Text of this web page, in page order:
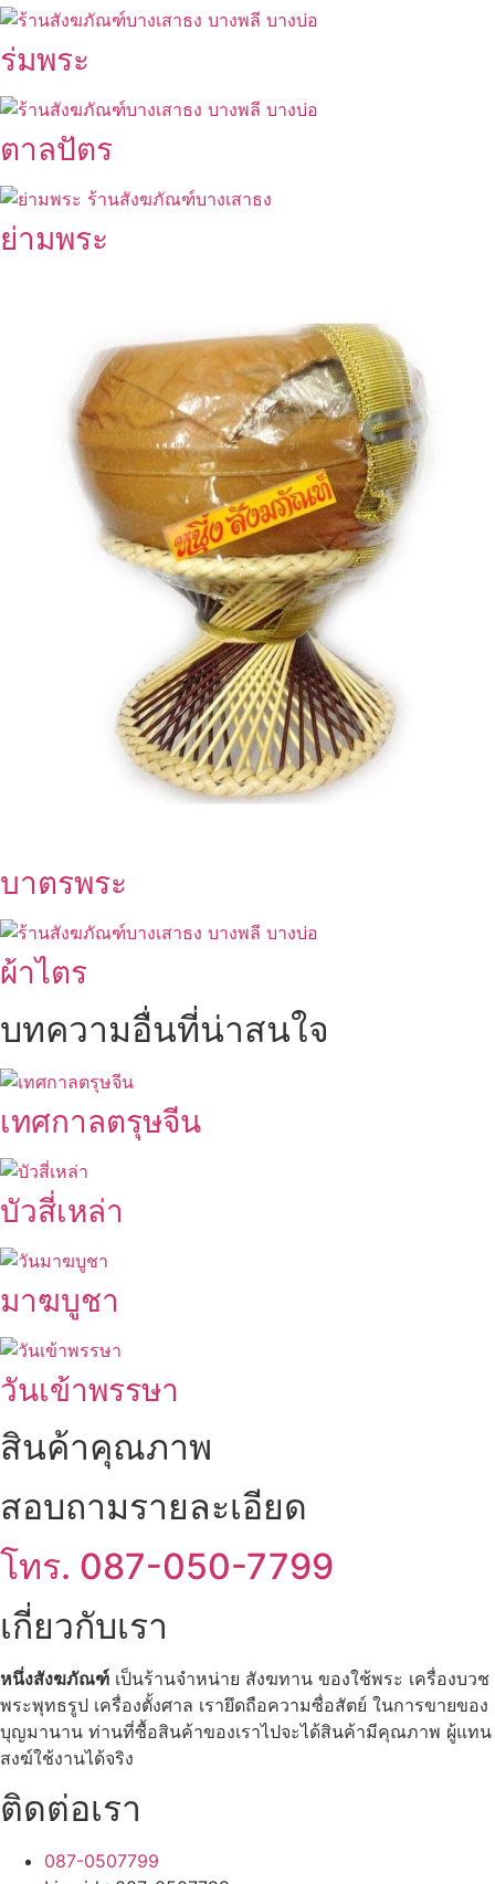
ร่มพระ
ตาลปัตร
ย่ามพระ
บาตรพระ
ผ้าไตร
บทความอื่นที่น่าสนใจ
เทศกาลตรุษจีน
บัวสี่เหล่า
มาฆบูชา
วันเข้าพรรษา
สินค้าคุณภาพ
สอบถามรายละเอียด
โทร. 087-050-7799
เกี่ยวกับเรา
หนึ่งสังฆภัณฑ์ เป็นร้านจำหน่าย สังฆทาน ของใช้พระ เครื่องบวช
พระพุทธรูป เครื่องตั้งศาล เรายึดถือความซื่อสัตย์ ในการขายของ
บุญมานาน ท่านที่ซื้อสินค้าของเราไปจะได้สินค้ามีคุณภาพ ผู้แทน
สงฆ์ใช้งานได้จริง
ติดต่อเรา
087-0507799